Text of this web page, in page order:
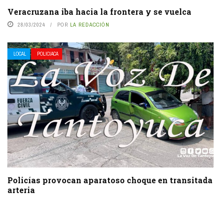
Veracruzana iba hacia la frontera y se vuelca
28/03/2024 POR LA REDACCIÓN
LOCAL POLICIACA
Policías provocan aparatoso choque en transitada
arteria